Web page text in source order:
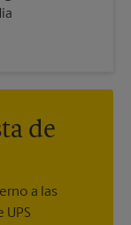
de
a las
UPS